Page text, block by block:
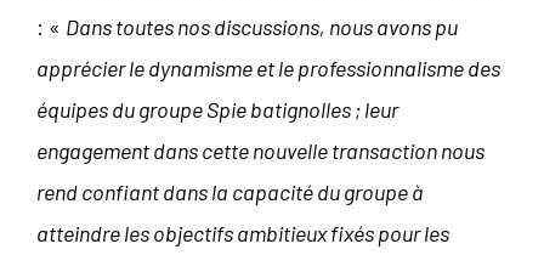
: « Dans toutes nos discussions, nous avons pu
apprécier le dynamisme et le professionnalisme des
équipes du groupe Spie batignolles ; leur
engagement dans cette nouvelle transaction nous
rend confiant dans la capacité du groupe à
atteindre les objectifs ambitieux fixés pour les